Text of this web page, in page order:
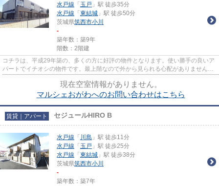
水戸線 「 玉戸 」駅 徒歩35分
水戸線 「 東結城 」駅 徒歩50分
茨城県筑西市小川
-
築年数：築9年
階数：2階建
コチラは、平成29年築の、多くの方に好評の物件となります。使い勝手の良いア
パートでイチオシの物件です。最上階なので外から見られる心配がありません。
現在空室情報がありません。
マルシェおがわへのお問い合わせはこちら
賃貸｜アパート セジュールHIRO B
水戸線 「 川島 」駅 徒歩11分
水戸線 「 玉戸 」駅 徒歩25分
水戸線 「 東結城 」駅 徒歩38分
茨城県筑西市小川
-
築年数：築7年